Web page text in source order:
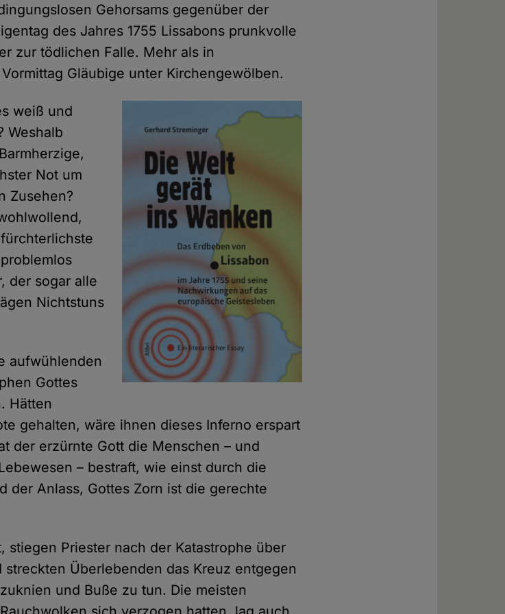
Gehorsams gegenüber der
des Jahres 1755 Lissabons prunkvolle
zur tödlichen Falle. Mehr als in
Gläubige unter Kirchengewölben.
weiß und
Weshalb
Not um
Zusehen?
der sogar alle
Nichtstuns
aufwühlenden
Gottes
Hätten
gehalten, wäre ihnen dieses Inferno erspart
der erzürnte Gott die Menschen – und
– bestraft, wie einst durch die
der Anlass, Gottes Zorn ist die gerechte
stiegen Priester nach der Katastrophe über
Überlebenden das Kreuz entgegen
und Buße zu tun. Die meisten